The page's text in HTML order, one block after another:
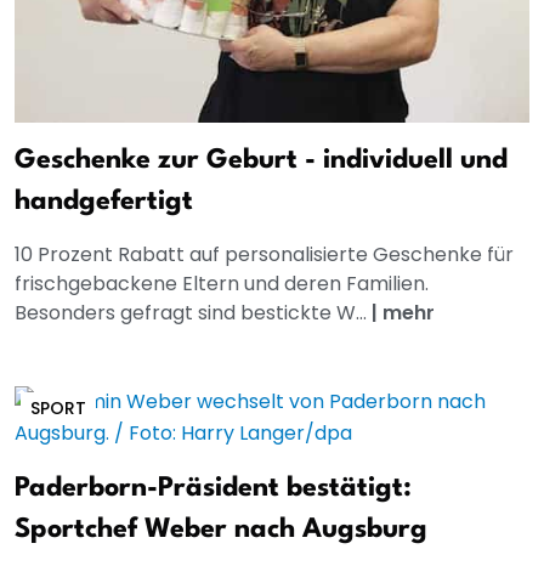
Geschenke zur Geburt - individuell und
handgefertigt
10 Prozent Rabatt auf personalisierte Geschenke für
frischgebackene Eltern und deren Familien.
Besonders gefragt sind bestickte W... | mehr
SPORT
Paderborn-Präsident bestätigt:
Sportchef Weber nach Augsburg